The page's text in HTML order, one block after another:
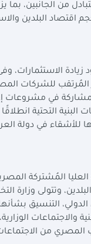
من الجانبين، بما
اقتصاد البلدين
الاستثمارات،
المُرتقب للشركات
في مشروعات
التحتية
للأشقاء في دولة
العليا المُشتركة
وتتولى وزارة
الدولي، التنسيق
والاجتماعات
المصري من الاجتماعات